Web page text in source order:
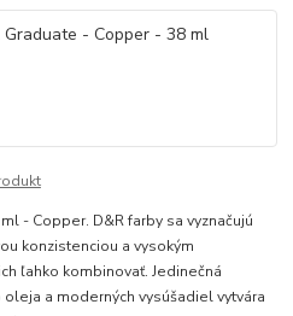
- Copper. D&R farby sa vyznačujú
konzistenciou a vysokým
ľahko kombinovať. Jedinečná
a moderných vysúšadiel vytvára